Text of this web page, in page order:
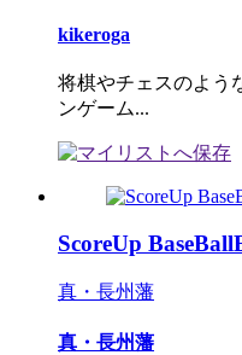
kikeroga
将棋やチェスのよう
ンゲーム...
ScoreUp
真・長州藩
真・長州藩